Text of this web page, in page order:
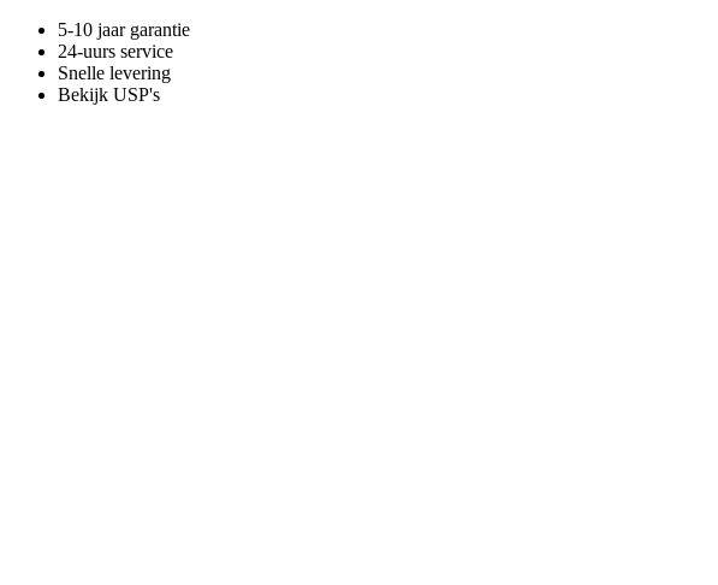
5-10 jaar garantie
24-uurs service
Snelle levering
Bekijk USP's